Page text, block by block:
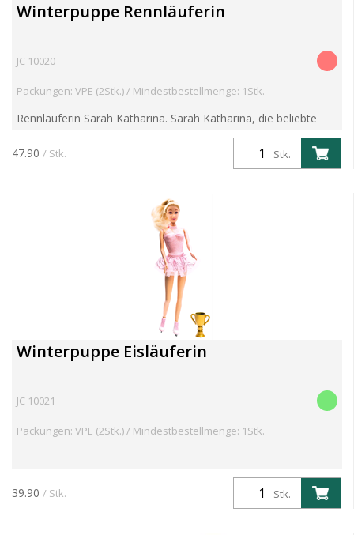
Winterpuppe Rennläuferin
JC 10020
Packungen: VPE (2Stk.) / Mindestbestellmenge: 1Stk.
Rennläuferin Sarah Katharina. Sarah Katharina, die beliebte
Schilehrerin der JC Schi- und Snowboardschule, ist nun auch als
Rennläuferin unterwegs. Sarah Katharina ist vo...
Stk.
47.90 / Stk.
Winterpuppe Eisläuferin
JC 10021
Packungen: VPE (2Stk.) / Mindestbestellmenge: 1Stk.
Stk.
39.90 / Stk.